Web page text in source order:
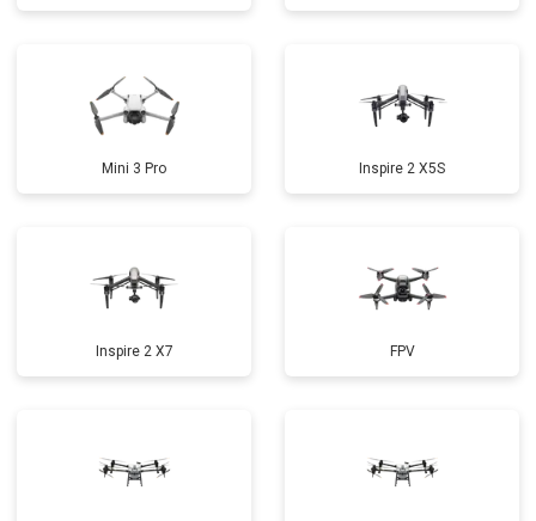
Mini 3 Pro Inspire 2 X5S
Inspire 2 X7 FPV